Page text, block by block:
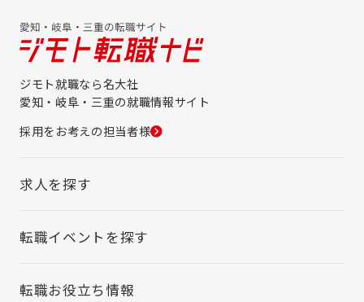
ジモト就職なら名大社
愛知・岐阜・三重の就職情報サイト
採用をお考えの担当者様
求人を探す
転職イベントを探す
転職お役立ち情報